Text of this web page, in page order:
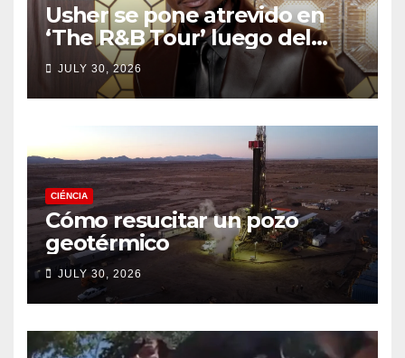
Usher se pone atrevido en
‘The R&B Tour’ luego del
drama de un fan
JULY 30, 2026
CIÉNCIA
Cómo resucitar un pozo
geotérmico
JULY 30, 2026